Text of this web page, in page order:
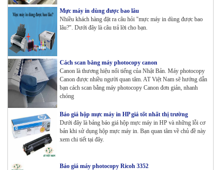
Mực máy in dùng được bao lâu
Nhiều khách hàng đặt ra câu hỏi "mực máy in dùng được bao
lâu?". Dưới đây là câu trả lời cho bạn.
Cách scan bằng máy photocopy canon
Canon là thương hiệu nổi tiếng của Nhật Bản. Máy photocopy
Canon được nhiều người quan tâm. AT Việt Nam sẽ hướng dẫn
bạn cách scan bằng máy photocopy Canon đơn giản, nhanh
chóng
Báo giá hộp mực máy in HP giá tốt nhất thị trường
Dưới đây là bảng báo giá hộp mực máy in HP và những lỗi cơ
bản khi sử dụng hộp mực máy in. Bạn quan tâm về chủ đề này
xem chi tiết tại đây.
Báo giá máy photocopy Ricoh 3352